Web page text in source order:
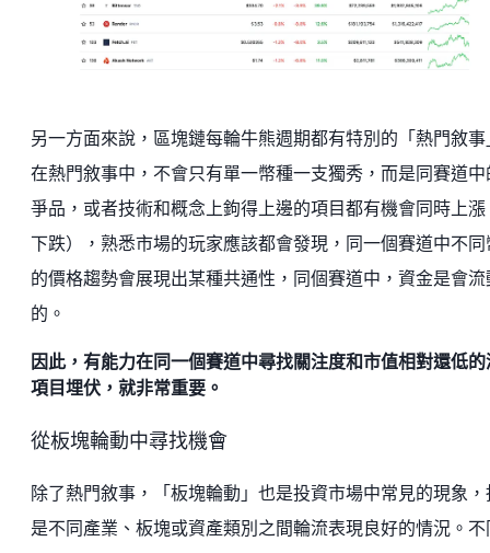
另一方面來說，區塊鏈每輪牛熊週期都有特別的「熱門敘事
在熱門敘事中，不會只有單一幣種一支獨秀，而是同賽道中
爭品，或者技術和概念上鉤得上邊的項目都有機會同時上漲
下跌），熟悉市場的玩家應該都會發現，同一個賽道中不同
的價格趨勢會展現出某種共通性，同個賽道中，資金是會流
的。
因此，有能力在同一個賽道中尋找關注度和市值相對還低的
項目埋伏，就非常重要。
從板塊輪動中尋找機會
除了熱門敘事，「板塊輪動」也是投資市場中常見的現象，
是不同產業、板塊或資產類別之間輪流表現良好的情況。不